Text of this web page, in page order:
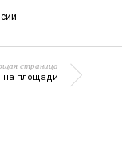
страница
на площади